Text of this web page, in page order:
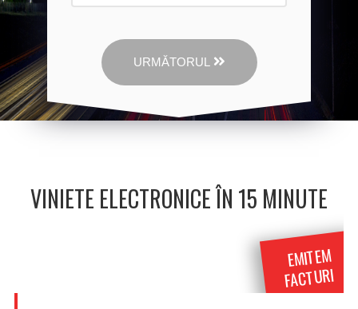
URMĂTORUL
VINIETE ELECTRONICE ÎN 15 MINUTE
EMITEM
FACTURI